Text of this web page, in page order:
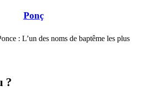
Ponç
: L’un des noms de baptême les plus
?